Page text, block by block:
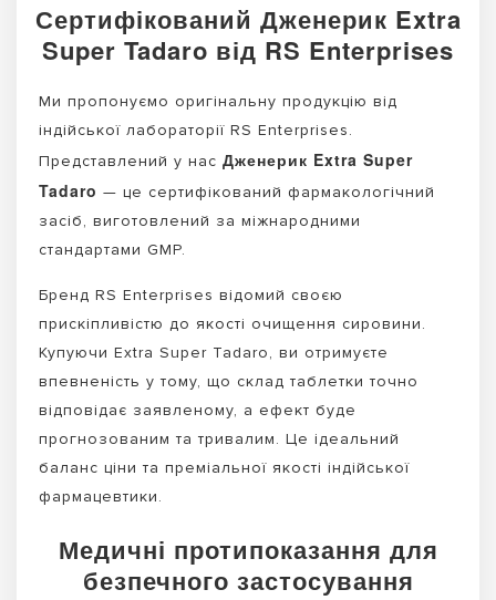
Сертифікований Дженерик Extra
Super Tadaro від RS Enterprises
Ми пропонуємо оригінальну продукцію від
індійської лабораторії RS Enterprises.
Представлений у нас Дженерик Extra Super
Tadaro — це сертифікований фармакологічний
засіб, виготовлений за міжнародними
стандартами GMP.
Бренд RS Enterprises відомий своєю
прискіпливістю до якості очищення сировини.
Купуючи Extra Super Tadaro, ви отримуєте
впевненість у тому, що склад таблетки точно
відповідає заявленому, а ефект буде
прогнозованим та тривалим. Це ідеальний
баланс ціни та преміальної якості індійської
фармацевтики.
Медичні протипоказання для
безпечного застосування